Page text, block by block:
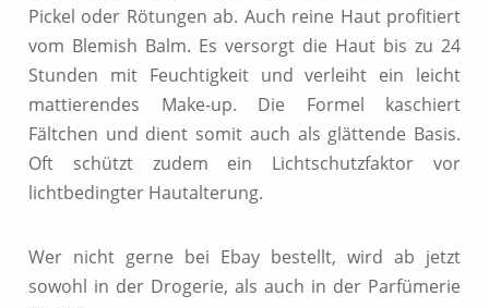
Pickel oder Rötungen ab. Auch reine Haut profitiert
vom Blemish Balm. Es versorgt die Haut bis zu 24
Stunden mit Feuchtigkeit und verleiht ein leicht
mattierendes Make-up. Die Formel kaschiert
Fältchen und dient somit auch als glättende Basis.
Oft schützt zudem ein Lichtschutzfaktor vor
lichtbedingter Hautalterung.
Wer nicht gerne bei Ebay bestellt, wird ab jetzt
sowohl in der Drogerie, als auch in der Parfümerie